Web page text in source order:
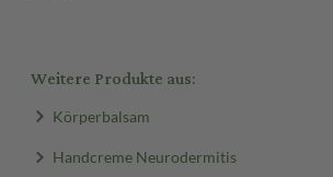
Weitere Produkte aus:
Körperbalsam
Handcreme Neurodermitis